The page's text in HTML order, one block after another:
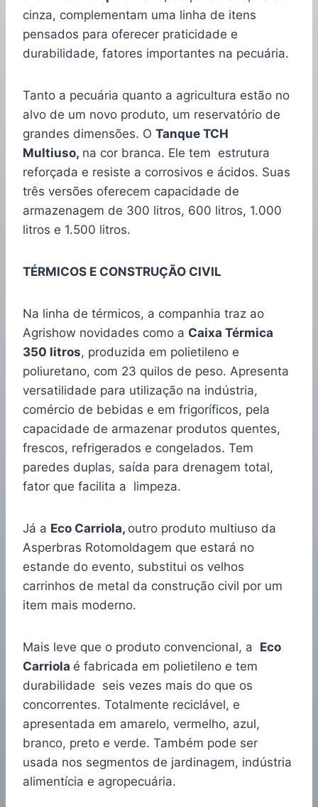
cinza, complementam uma linha de itens
pensados para oferecer praticidade e
durabilidade, fatores importantes na pecuária.
Tanto a pecuária quanto a agricultura estão no
alvo de um novo produto, um reservatório de
grandes dimensões. O Tanque TCH
Multiuso, na cor branca. Ele tem estrutura
reforçada e resiste a corrosivos e ácidos. Suas
três versões oferecem capacidade de
armazenagem de 300 litros, 600 litros, 1.000
litros e 1.500 litros.
TÉRMICOS E CONSTRUÇÃO CIVIL
Na linha de térmicos, a companhia traz ao
Agrishow novidades como a Caixa Térmica
350 litros, produzida em polietileno e
poliuretano, com 23 quilos de peso. Apresenta
versatilidade para utilização na indústria,
comércio de bebidas e em frigoríficos, pela
capacidade de armazenar produtos quentes,
frescos, refrigerados e congelados. Tem
paredes duplas, saída para drenagem total,
fator que facilita a limpeza.
Já a Eco Carriola, outro produto multiuso da
Asperbras Rotomoldagem que estará no
estande do evento, substitui os velhos
carrinhos de metal da construção civil por um
item mais moderno.
Mais leve que o produto convencional, a Eco
Carriola é fabricada em polietileno e tem
durabilidade seis vezes mais do que os
concorrentes. Totalmente reciclável, e
apresentada em amarelo, vermelho, azul,
branco, preto e verde. Também pode ser
usada nos segmentos de jardinagem, indústria
alimentícia e agropecuária.